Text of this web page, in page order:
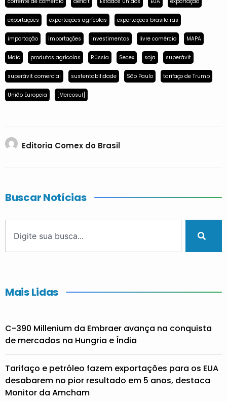
exportações exportações agrícolas exportações brasileiras
importação importações investimentos livre comércio MAPA
Mdic produtos agrícolas Rússia Secex soja superávit
superávit comercial sustentabilidade São Paulo tarifaço de Trump
União Europeia [Mercosul]
Editoria Comex do Brasil
Buscar Notícias
Mais Lidas
C-390 Millenium da Embraer avança na conquista
de mercados na Hungria e Índia
Tarifaço e petróleo fazem exportações para os EUA
desabarem no pior resultado em 5 anos, destaca
Monitor da Amcham